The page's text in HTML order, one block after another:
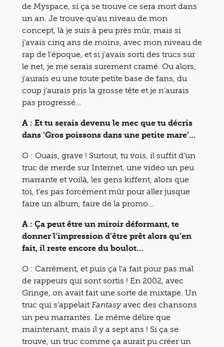
de Myspace, si ça se trouve ce sera mort dans
un an. Je trouve qu’au niveau de mon
concept, là je suis à peu près mûr, mais si
j’avais cinq ans de moins, avec mon niveau de
rap de l’époque, et si j’avais sorti des trucs sur
le net, je me serais surement cramé. Ou alors,
j’aurais eu une toute petite base de fans, du
coup j’aurais pris la grosse tête et je n’aurais
pas progressé…
A : Et tu serais devenu le mec que tu décris
dans ‘Gros poissons dans une petite mare’…
O : Ouais, grave ! Surtout, tu vois, il suffit d’un
truc de merde sur Internet, une vidéo un peu
marrante et voilà, les gens kiffent, alors que
toi, t’es pas forcément mûr pour aller jusque
faire un album, faire de la promo…
A : Ça peut être un miroir déformant, te
donner l’impression d’être prêt alors qu’en
fait, il reste encore du boulot…
O : Carrément, et puis ça l’a fait pour pas mal
de rappeurs qui sont sortis ! En 2002, avec
Gringe, on avait fait une sorte de mixtape. Un
truc qui s’appelait Fantasyavec des chansons
un peu marrantes. Le même délire que
maintenant, mais il y a sept ans ! Si ça se
trouve, un truc comme ça aurait pu créer un